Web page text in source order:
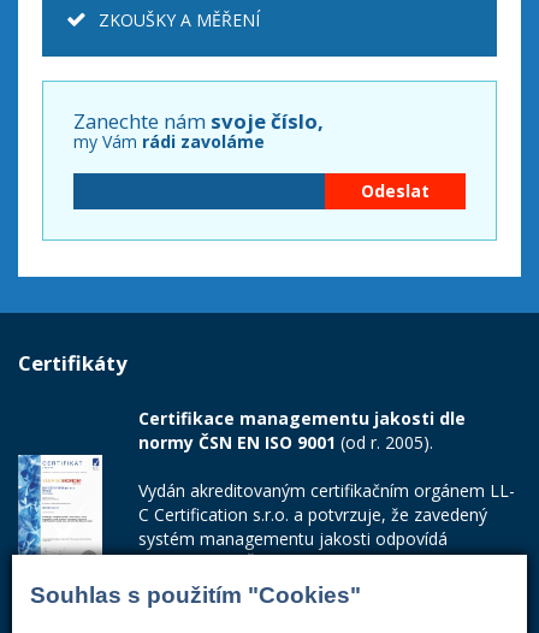
Souhlas s použitím "Cookies"
ZKOUŠKY A MĚŘENÍ
Zanechte nám svoje číslo,
my Vám rádi zavoláme
Certifikáty
Certifikace managementu jakosti dle
normy ČSN EN ISO 9001 (od r. 2005).
Vydán akreditovaným certifikačním orgánem LL-
C Certification s.r.o. a potvrzuje, že zavedený
systém managementu jakosti odpovídá
požadavkům ČSN EN ISO 9001:2015.
Číslo certifikátu: 42014103